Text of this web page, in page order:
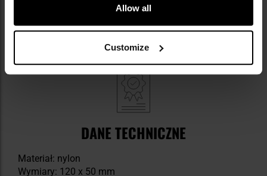
Allow all
Customize
DANE TECHNICZNE
Materiał: nylon
Wymiary: 120 x 50 mm